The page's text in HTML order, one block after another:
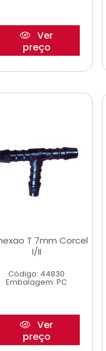
Ver
preço
T 7mm Corcel
I/II
Código: 44830
Embalagem: PC
Ver
preço